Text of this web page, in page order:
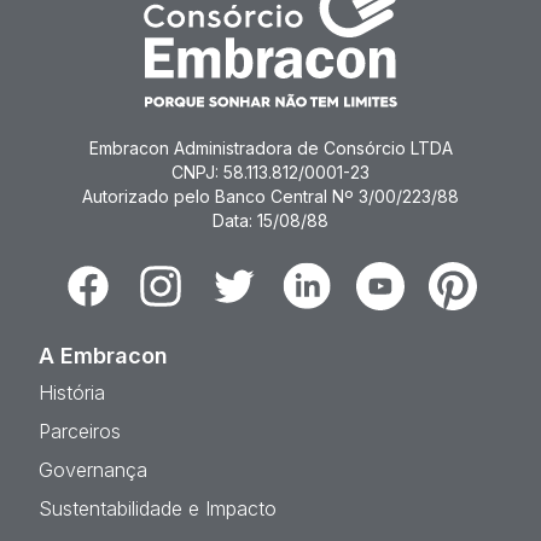
Embracon Administradora de Consórcio LTDA
CNPJ: 58.113.812/0001-23
Autorizado pelo Banco Central Nº 3/00/223/88
Data: 15/08/88
FacebookInstagramTwitter LinkedinYoutubePinterest
A Embracon
História
Parceiros
Governança
Sustentabilidade e Impacto